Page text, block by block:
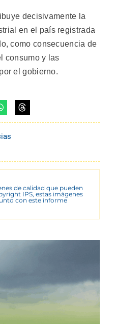
decisivamente la
en el país registrada
como consecuencia de
consumo y las
el gobierno.
de calidad que pueden
IPS, estas imágenes
con este informe